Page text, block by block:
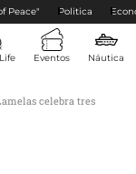
Peace" Politica
Eventos Náutica
celebra tres